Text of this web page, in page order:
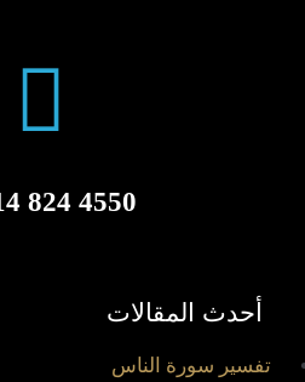
4550 824 514 1 +
أحدث المقالات
تفسير سورة الناس